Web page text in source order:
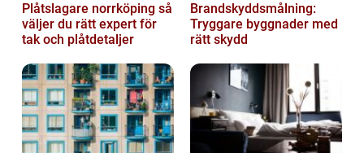
Plåtslagare norrköping så
väljer du rätt expert för
tak och plåtdetaljer
Brandskyddsmålning:
Tryggare byggnader med
rätt skydd